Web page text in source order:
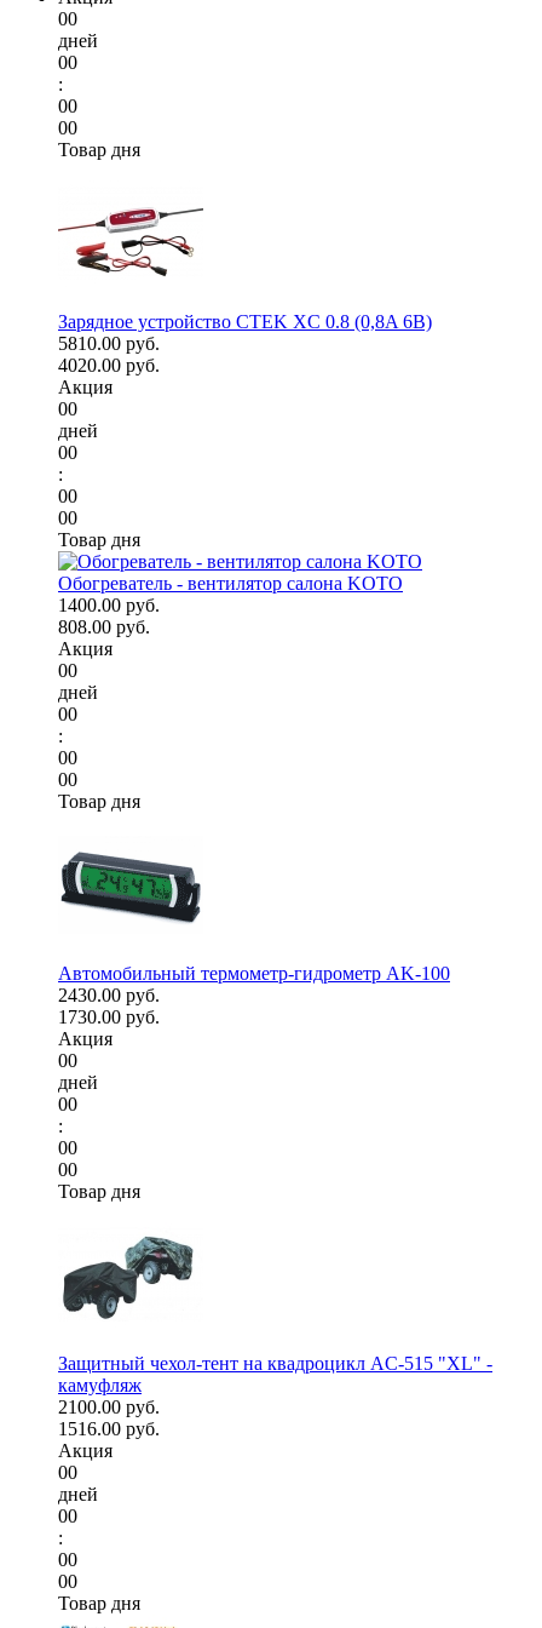
00
дней
00
:
00
00
Товар дня
Зарядное устройство CTEK XC 0.8 (0,8A 6В)
5810.00 руб.
4020.00 руб.
Акция
00
дней
00
:
00
00
Товар дня
Обогреватель - вентилятор салона KOTO
1400.00 руб.
808.00 руб.
Акция
00
дней
00
:
00
00
Товар дня
Автомобильный термометр-гидрометр AK-100
2430.00 руб.
1730.00 руб.
Акция
00
дней
00
:
00
00
Товар дня
Защитный чехол-тент на квадроцикл AC-515 "XL" -
камуфляж
2100.00 руб.
1516.00 руб.
Акция
00
дней
00
:
00
00
Товар дня